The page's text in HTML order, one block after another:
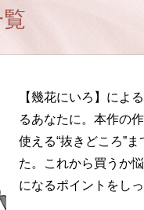
【幾花にいろ】によ
るあなたに。本作の
使える“抜きどころ”
た。これから買うか
になるポイントをし